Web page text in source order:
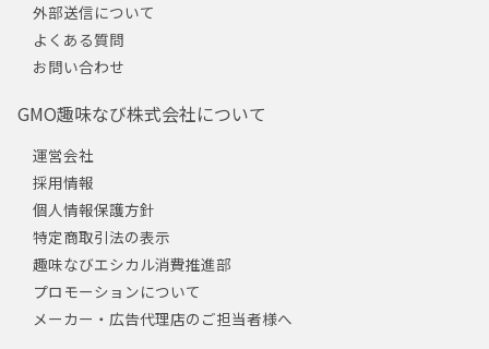
外部送信について
よくある質問
お問い合わせ
GMO趣味なび株式会社について
運営会社
採用情報
個人情報保護方針
特定商取引法の表示
趣味なびエシカル消費推進部
プロモーションについて
メーカー・広告代理店のご担当者様へ